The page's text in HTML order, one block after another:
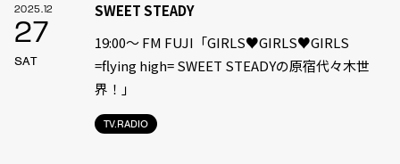
2025.12
27
SAT
TV.RADIO
SWEET STEADY
19:00〜 FM FUJI「GIRLS♥GIRLS♥GIRLS
=flying high= SWEET STEADYの原宿代々木世
界！」